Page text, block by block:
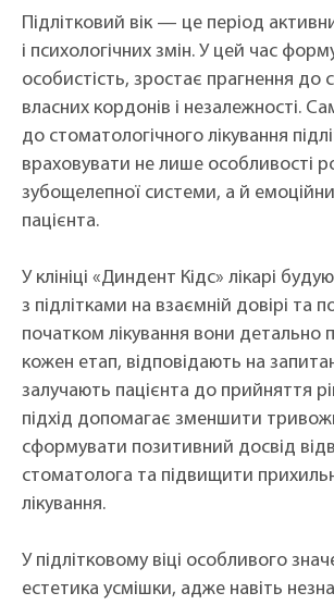
Підлітковий вік — це період
і психологічних змін. У цей час
особистість, зростає прагнення до
власних кордонів і незалежності.
до стоматологічного лікування
враховувати не лише особливості
зубощелепної системи, а й
пацієнта.
У клініці «Диндент Кідс» лікарі
з підлітками на взаємній довірі та
початком лікування вони детально
кожен етап, відповідають на
залучають пацієнта до прийняття
підхід допомагає зменшити
сформувати позитивний досвід
стоматолога та підвищити
лікування.
У підлітковому віці особливого
естетика усмішки, адже навіть